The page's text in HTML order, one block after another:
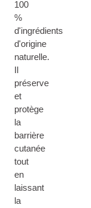
100
%
d'ingrédients
d'origine
naturelle.
Il
préserve
et
protège
la
barrière
cutanée
tout
en
laissant
la